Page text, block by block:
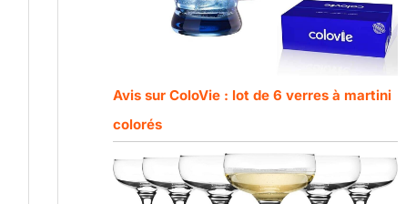
Avis sur ColoVie : lot de 6 verres à martini
colorés